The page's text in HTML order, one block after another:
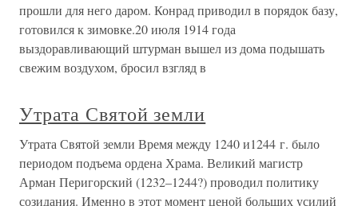
прошли для него даром. Конрад приводил в порядок базу,
готовился к зимовке.20 июля 1914 года
выздоравливающий штурман вышел из дома подышать
свежим воздухом, бросил взгляд в
Утрата Святой земли
Утрата Святой земли Время между 1240 и1244 г. было
периодом подъема ордена Храма. Великий магистр
Арман Перигорский (1232–1244?) проводил политику
созидания. Именно в этот момент ценой больших усилий